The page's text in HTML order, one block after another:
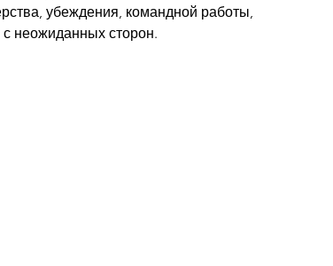
убеждения, командной работы,
неожиданных сторон.